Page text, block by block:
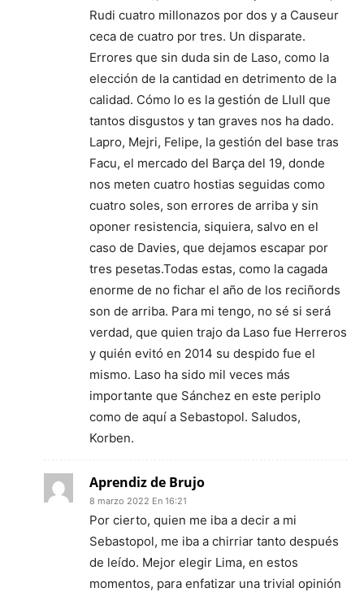
Rudi cuatro millonazos por dos y a Causeur
ceca de cuatro por tres. Un disparate.
Errores que sin duda sin de Laso, como la
elección de la cantidad en detrimento de la
calidad. Cómo lo es la gestión de Llull que
tantos disgustos y tan graves nos ha dado.
Lapro, Mejri, Felipe, la gestión del base tras
Facu, el mercado del Barça del 19, donde
nos meten cuatro hostias seguidas como
cuatro soles, son errores de arriba y sin
oponer resistencia, siquiera, salvo en el
caso de Davies, que dejamos escapar por
tres pesetas.Todas estas, como la cagada
enorme de no fichar el año de los reciñords
son de arriba. Para mi tengo, no sé si será
verdad, que quien trajo da Laso fue Herreros
y quién evitó en 2014 su despido fue el
mismo. Laso ha sido mil veces más
importante que Sánchez en este periplo
como de aquí a Sebastopol. Saludos,
Korben.
Aprendiz de Brujo
8 marzo 2022 En 16:21
Por cierto, quien me iba a decir a mi
Sebastopol, me iba a chirriar tanto después
de leído. Mejor elegir Lima, en estos
momentos, para enfatizar una trivial opinión